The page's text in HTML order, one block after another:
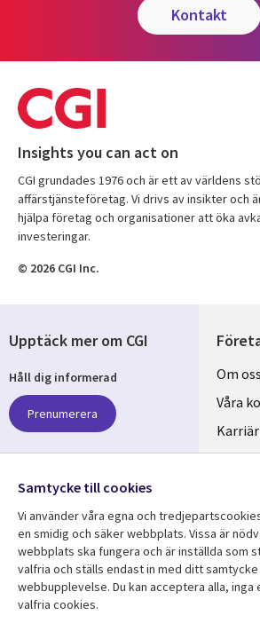
kontakt
Insights you can act on
CGI grundades 1976 och är ett av världens
affärstjänsteföretag. Vi drivs av insikter och
hjälpa företag och organisationer att öka
investeringar.
© 2026 CGI Inc.
Om oss
Våra
Karriär
Resurscenter
Upptäck mer om CGI
Håll dig informerad
Prenumerera
Följ oss
Social
Media
SWEDEN
Samtycke till cookies
Vi använder våra egna och
en smidig och säker webbplats. Vissa är
webbplats ska fungera och är inställda som
valfria och ställs endast in med ditt
webbupplevelse. Du kan acceptera alla, inga
valfria cookies.